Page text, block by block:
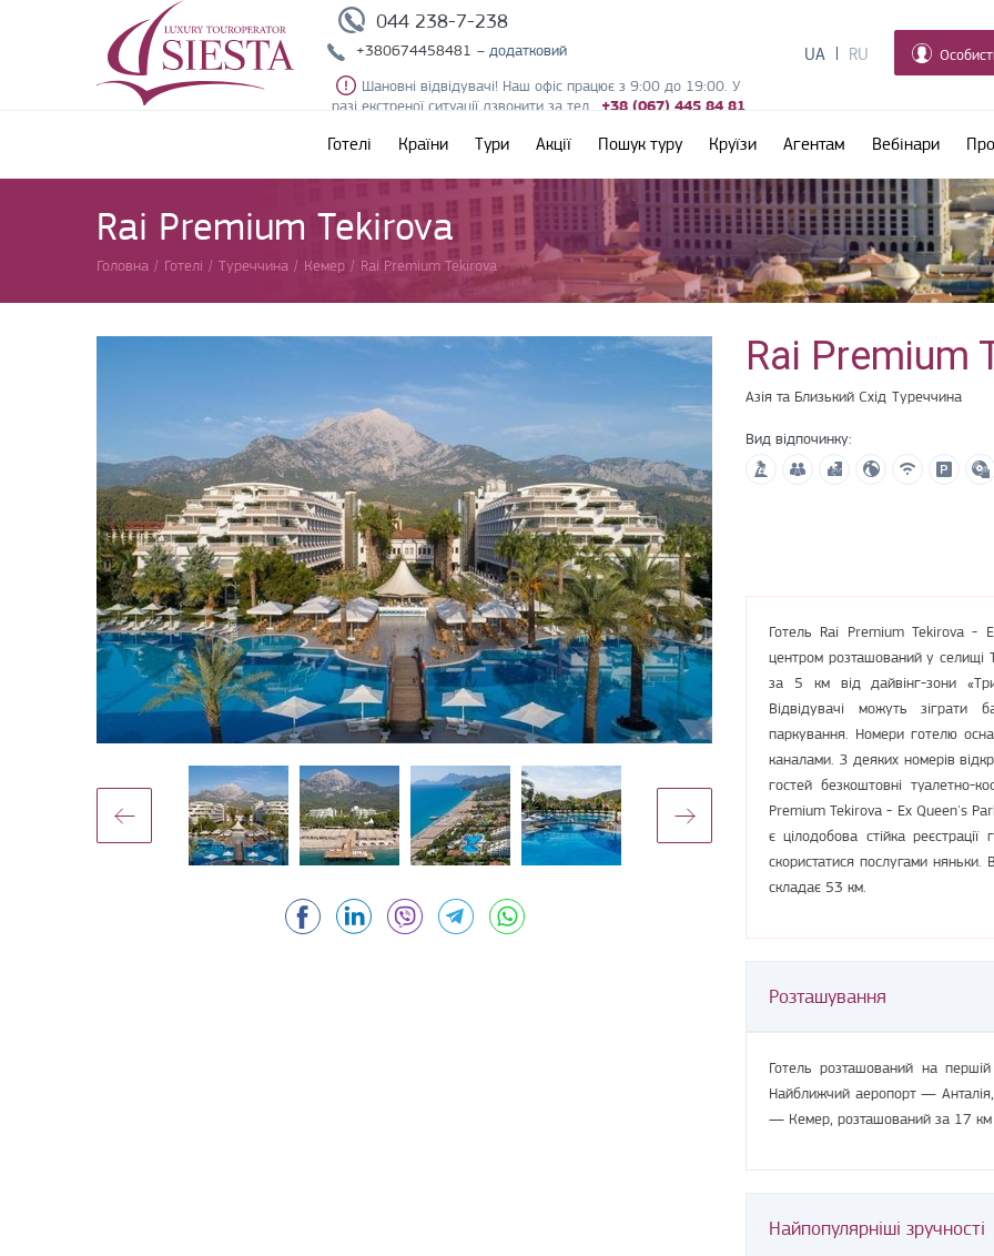
044 238-7-238
+380674458481 – додатковий
Шановні відвідувачі! Наш офіс працює з 9:00 до 19:00. У
разі екстреної ситуації дзвонити за тел. +38 (067) 445 84 81
UA RU
Готелі Країни Тури Акції Пошук туру Круїзи Агентам Вебінари
Rai Premium Tekirova
Головна / Готелі / Туреччина / Кемер / Rai Premium Tekirova
Rai Premium
Азія та Близький Схід Туреччина
Вид відпочинку:
Готель Rai Premium Tekirova -
центром розташований у селищі
за 5 км від дайвінг-зони
Відвідувачі можуть зіграти
паркування. Номери готелю
каналами. З деяких номерів
гостей безкоштовні туалетно-
Premium Tekirova - Ex Queen's
є цілодобова стійка
скористатися послугами няньки.
складає 53 км.
Розташування
Готель розташований на
Найближчий аеропорт —
— Кемер, розташований за 17 км
Найпопулярніші зручності